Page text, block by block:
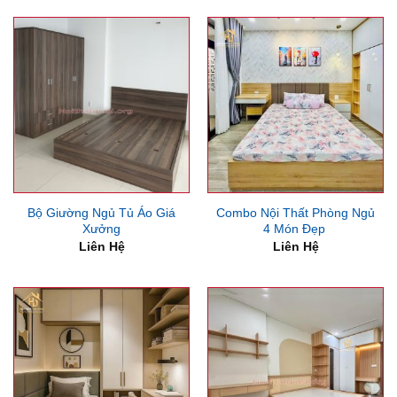
7,500,000₫.
Bộ Giường Ngủ Tủ Áo Giá
Xưởng
Liên Hệ
Combo Nội Thất Phòng Ngủ
4 Món Đẹp
Liên Hệ